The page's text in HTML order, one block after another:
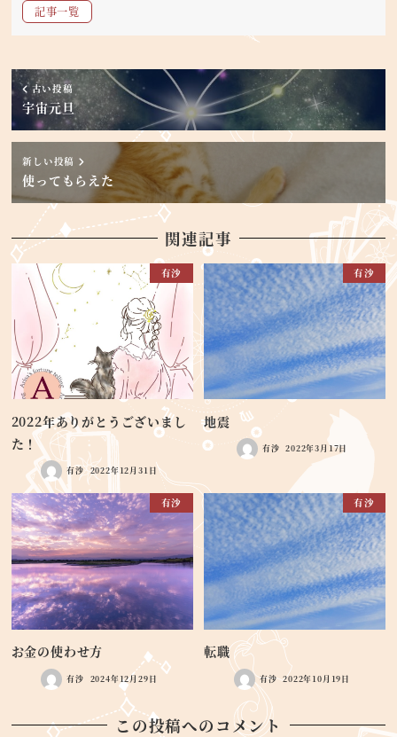
記事一覧
古い投稿
宇宙元旦
新しい投稿
使ってもらえた
関連記事
有沙
2022年ありがとうございまし
た！
有沙 2022年12月31日
有沙
地震
有沙 2022年3月17日
有沙
お金の使わせ方
有沙 2024年12月29日
有沙
転職
有沙 2022年10月19日
この投稿へのコメント